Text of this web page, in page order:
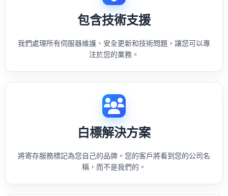
包含技術支援
我們處理所有伺服器維護、安全更新和技術問題，讓您可以專
注於您的業務。
白標解決方案
將寄存服務標記為您自己的品牌。您的客戶將看到您的公司名
稱，而不是我們的。